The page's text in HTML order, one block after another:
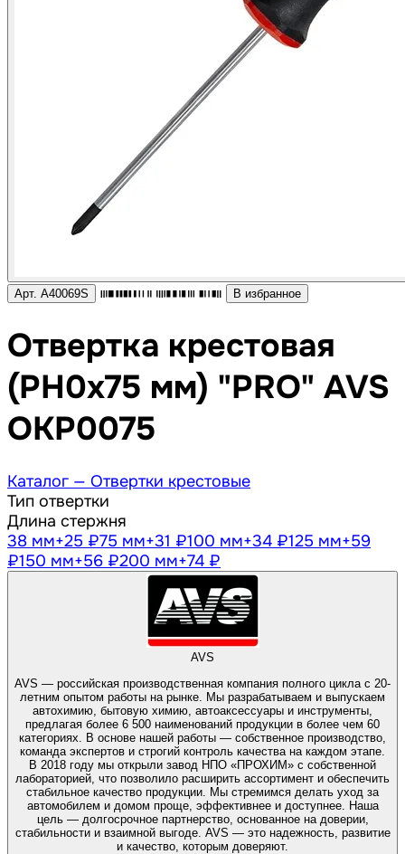
Арт. A40069S В избранное
Отвертка крестовая
(PH0x75 мм) "PRO" AVS
OKP0075
Каталог — Отвертки крестовые
Тип отвертки
Длина стержня
38 мм+25 ₽75 мм+31 ₽100 мм+34 ₽125 мм+59
₽150 мм+56 ₽200 мм+74 ₽
AVS
AVS — российская производственная компания полного цикла с 20-
летним опытом работы на рынке. Мы разрабатываем и выпускаем
автохимию, бытовую химию, автоаксессуары и инструменты,
предлагая более 6 500 наименований продукции в более чем 60
категориях. В основе нашей работы — собственное производство,
команда экспертов и строгий контроль качества на каждом этапе.
В 2018 году мы открыли завод НПО «ПРОХИМ» с собственной
лабораторией, что позволило расширить ассортимент и обеспечить
стабильное качество продукции. Мы стремимся делать уход за
автомобилем и домом проще, эффективнее и доступнее. Наша
цель — долгосрочное партнерство, основанное на доверии,
стабильности и взаимной выгоде. AVS — это надежность, развитие
и качество, которым доверяют.